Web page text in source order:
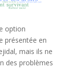
option
présentée en
mais ils ne
des problèmes